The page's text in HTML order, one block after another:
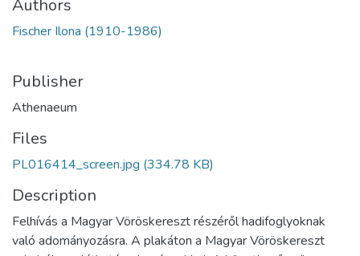
Authors
Fischer Ilona (1910-1986)
Publisher
Athenaeum
Files
PL016414_screen.jpg (334.78 KB)
Description
Felhívás a Magyar Vöröskereszt részéről hadifoglyoknak
való adományozásra. A plakáton a Magyar Vöröskereszt